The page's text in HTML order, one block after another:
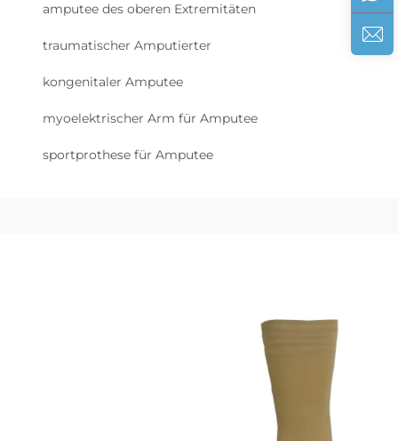
amputee des oberen Extremitäten
traumatischer Amputierter
kongenitaler Amputee
myoelektrischer Arm für Amputee
sportprothese für Amputee